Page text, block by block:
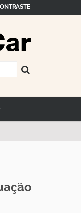
Busca